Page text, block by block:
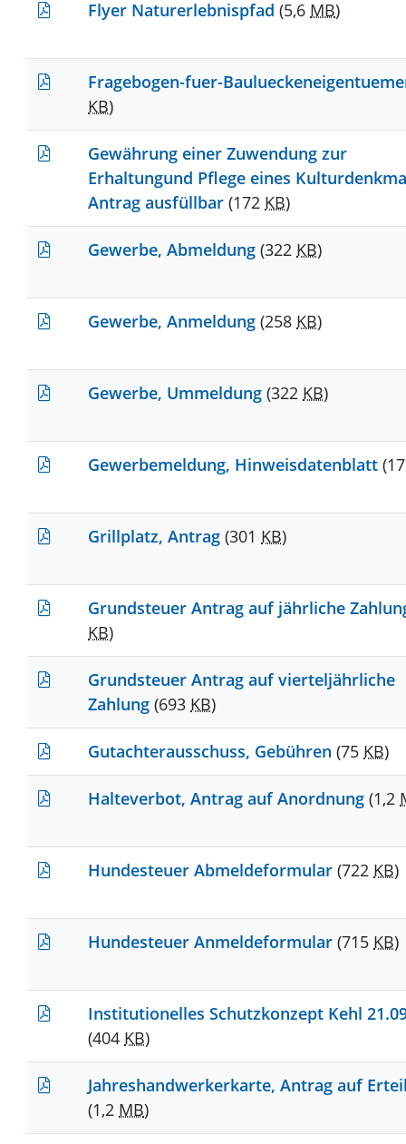
Flyer Naturerlebnispfad (5,6 MB)
Fragebogen-fuer-
KB)
Gewährung einer Zuwendung zur
Erhaltungund Pflege eines
Antrag ausfüllbar (172 KB)
Gewerbe, Abmeldung (322 KB)
Gewerbe, Anmeldung (258 KB)
Gewerbe, Ummeldung (322 KB)
Gewerbemeldung, Hinweisdatenblatt
Grillplatz, Antrag (301 KB)
Grundsteuer Antrag auf jährliche
KB)
Grundsteuer Antrag auf vierteljährliche
Zahlung (693 KB)
Gutachterausschuss, Gebühren (75 KB)
Halteverbot, Antrag auf Anordnung (1,2
Hundesteuer Abmeldeformular (722 KB)
Hundesteuer Anmeldeformular (715 KB)
Institutionelles Schutzkonzept Kehl
(404 KB)
Jahreshandwerkerkarte, Antrag auf
(1,2 MB)